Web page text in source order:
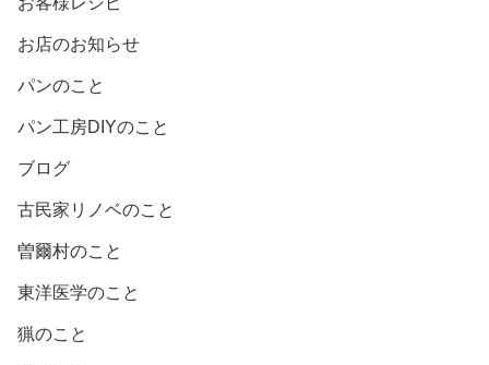
お店のお知らせ
パンのこと
パン工房DIYのこと
ブログ
古民家リノベのこと
曽爾村のこと
東洋医学のこと
猟のこと